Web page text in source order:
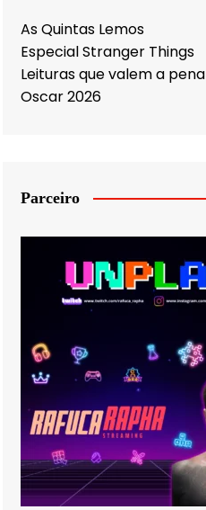
As Quintas Lemos
Especial Stranger Things
Leituras que valem a pena
Oscar 2026
Parceiro